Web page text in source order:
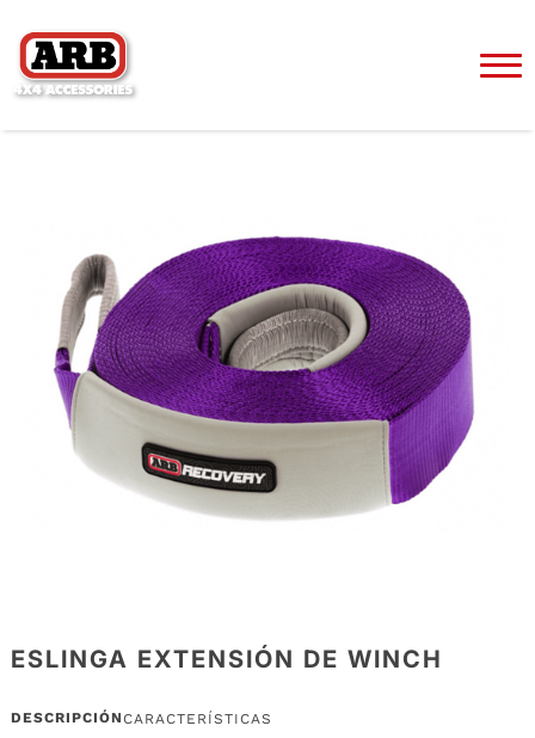
ESLINGA EXTENSIÓN DE WINCH
DESCRIPCIÓNCARACTERÍSTICAS